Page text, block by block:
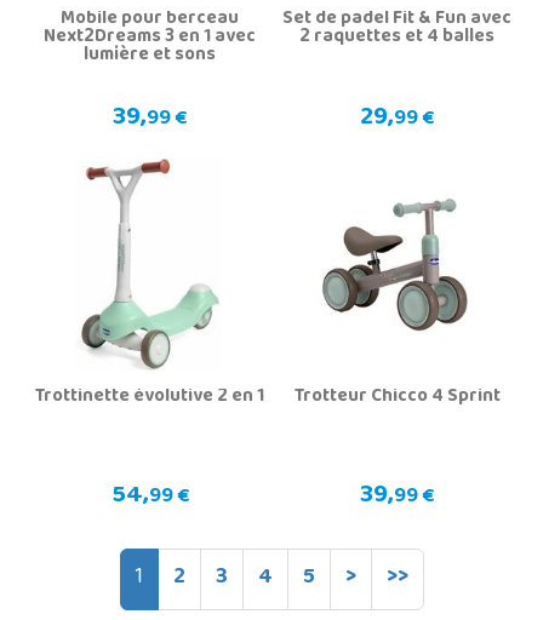
Mobile pour berceau
Next2Dreams 3 en 1 avec
lumière et sons
39,99 €
Set de padel Fit & Fun avec
2 raquettes et 4 balles
29,99 €
Trottinette évolutive 2 en 1
54,99 €
Trotteur Chicco 4 Sprint
39,99 €
1 2 3 4 5 > >>